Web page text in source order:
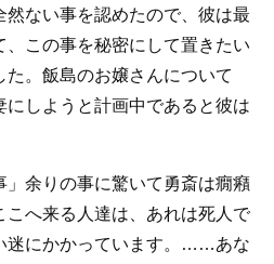
然ない事を認めたので、彼は最
この事を秘密にして置きたい
。飯島のお嬢さんについて
しようと計画中であると彼は
」余りの事に驚いて勇斎は癇癪
こへ来る人達は、あれは死人で
迷にかかっています。……あな